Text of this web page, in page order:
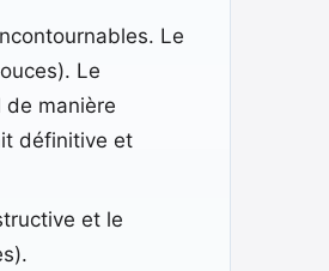
Le
Le
de manière
définitive et
et le